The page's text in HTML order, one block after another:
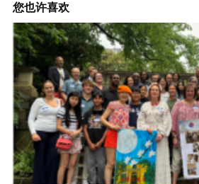
您也许喜欢